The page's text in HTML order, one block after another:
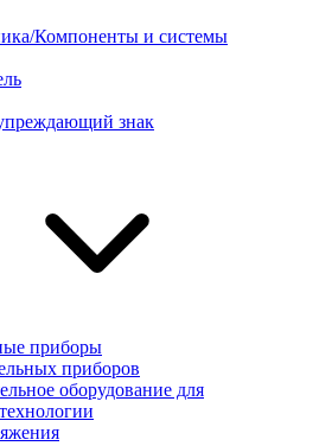
Компоненты и системы
знак
приборы
приборов
оборудование для